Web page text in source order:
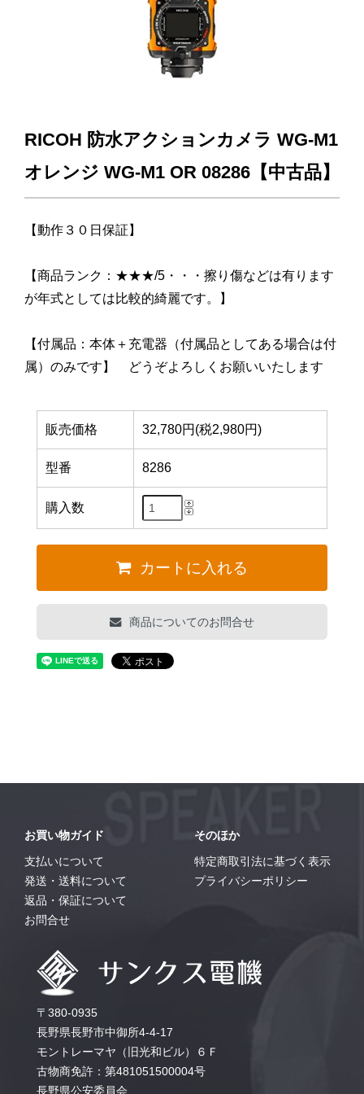
RICOH 防水アクションカメラ WG-M1
オレンジ WG-M1 OR 08286【中古品】
【動作３０日保証】
【商品ランク：★★★/5・・・擦り傷などは有ります
が年式としては比較的綺麗です。】
【付属品：本体＋充電器（付属品としてある場合は付
属）のみです】 どうぞよろしくお願いいたします
販売価格 32,780円(税2,980円)
型番 8286
購入数
カートに入れる
商品についてのお問合せ
お買い物ガイド
支払いについて
発送・送料について
返品・保証について
お問合せ
そのほか
特定商取引法に基づく表示
プライバシーポリシー
〒380-0935
長野県長野市中御所4-4-17
モントレーマヤ（旧光和ビル）６Ｆ
古物商免許：第481051500004号
長野県公安委員会